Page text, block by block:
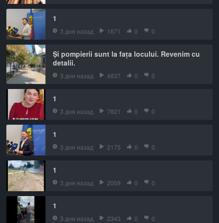
1
3 дня назад 1671 0 0
Și pompierii sunt la fața locului. Revenim cu
detalii.
3 дня назад 4837 0 0
1
3 дня назад 7821 0 0
1
3 дня назад 2175 0 0
1
3 дня назад 2009 0 0
1
3 дня назад 2343 0 0